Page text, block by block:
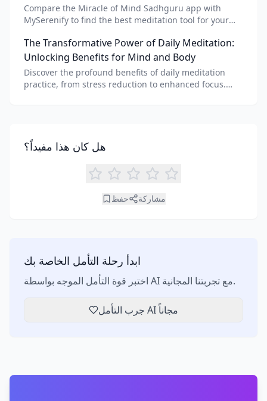
Compare the Miracle of Mind Sadhguru app with
MySerenify to find the best meditation tool for your
benefits of each.
The Transformative Power of Daily Meditation:
Unlocking Benefits for Mind and Body
Discover the profound benefits of daily meditation
practice, from stress reduction to enhanced focus.
هل كان هذا مفيداً؟
حفظ مشاركة
ابدأ رحلة التأمل الخاصة بك
اختبر قوة التأمل الموجه بواسطة AI مع تجربتنا المجانية.
جرب التأمل AI مجاناً